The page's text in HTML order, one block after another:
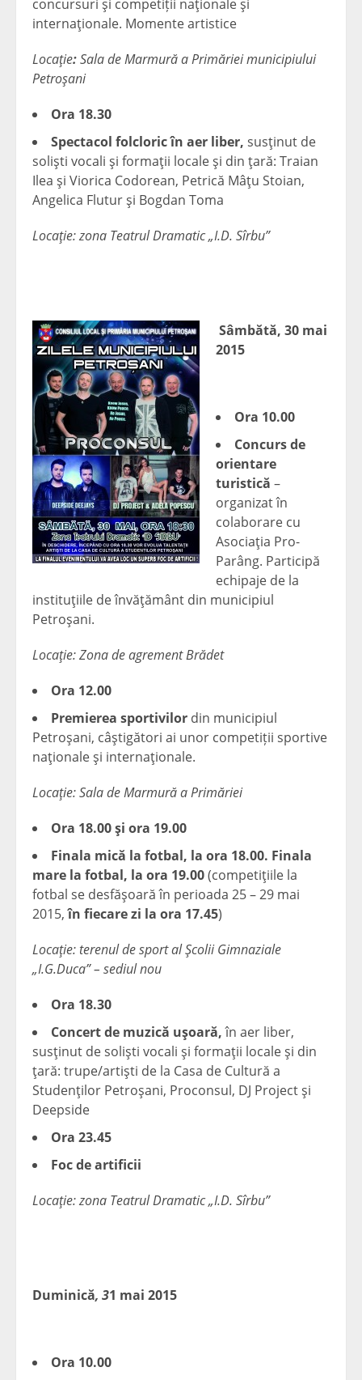
concursuri şi competiții naţionale şi
internaţionale. Momente artistice
Locaţie:Sala de Marmură a Primăriei municipiului
Petroşani
Ora 18.30
Spectacol folcloric în aer liber, susţinut de
solişti vocali şi formaţii locale şi din ţară: Traian
Ilea şi Viorica Codorean, Petrică Mâţu Stoian,
Angelica Flutur şi Bogdan Toma
Locaţie: zona Teatrul Dramatic „I.D. Sîrbu”
Sâmbătă, 30 mai
2015
Ora 10.00
Concurs de
orientare
turistică –
organizat în
colaborare cu
Asociaţia Pro-
Parâng. Participă
echipaje de la
instituţiile de învăţământ din municipiul
Petroşani.
Locaţie: Zona de agrement Brădet
Ora 12.00
Premierea sportivilor din municipiul
Petroşani, câştigători ai unor competiții sportive
naţionale şi internaţionale.
Locaţie: Sala de Marmură a Primăriei
Ora 18.00 şi ora 19.00
Finala mică la fotbal, la ora 18.00. Finala
mare la fotbal, la ora 19.00(competiţiile la
fotbal se desfăşoară în perioada 25 – 29 mai
2015,în fiecare zi la ora 17.45)
Locaţie: terenul de sport al Şcolii Gimnaziale
„I.G.Duca” – sediul nou
Ora 18.30
Concert de muzică uşoară,în aer liber,
susţinut de solişti vocali şi formaţii locale şi din
ţară: trupe/artişti de la Casa de Cultură a
Studenţilor Petroşani, Proconsul, DJ Project şi
Deepside
Ora 23.45
Foc de artificii
Locaţie: zona Teatrul Dramatic „I.D. Sîrbu”
Duminică, 31 mai 2015
Ora 10.00